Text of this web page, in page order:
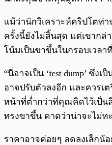
แม้ว่านักวิเคราะห์คริปโตท่
ครั้งนี้ยังไม่สิ้นสุด แต่เขากล่
โน้มเป็นขาขึ้นในกรอบเวลา
“นี่อาจเป็น ‘test dump’ ซึ่ง
อาจปรับตัวลงอีก และควรเ
หน้าที่ต่ำกว่าที่คุณคิดไว้เป็น
ทรงขาขึ้น คาดว่าน่าจะไม่
ราคาอาจค่อยๆ ลดลงเล็กน้